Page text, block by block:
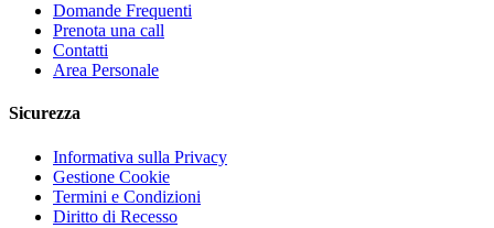
Domande Frequenti
Prenota una call
Contatti
Area Personale
Sicurezza
Informativa sulla Privacy
Gestione Cookie
Termini e Condizioni
Diritto di Recesso